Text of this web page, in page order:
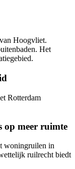
Hoogvliet.
Het
Rotterdam
meer ruimte
woningruilen in
ruilrecht biedt